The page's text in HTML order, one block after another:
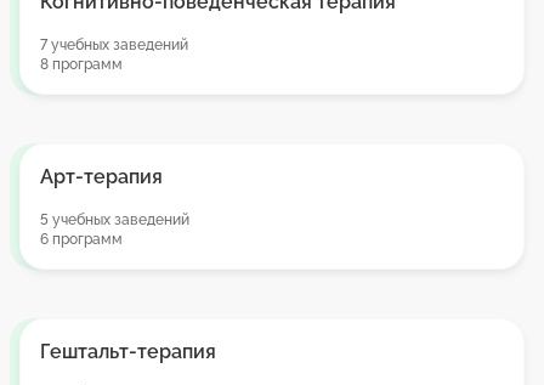
7 учебных заведений
8 программ
Арт-терапия
5 учебных заведений
6 программ
Гештальт-терапия